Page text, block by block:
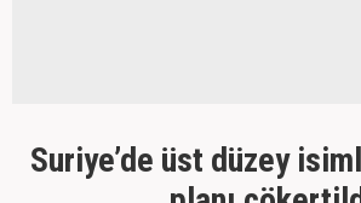
Suriye’de üst düzey